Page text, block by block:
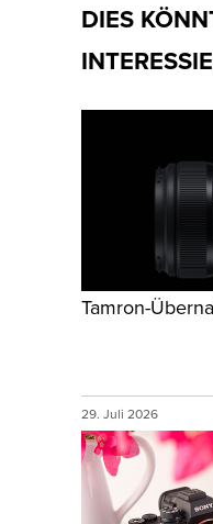
DIES
Tamron-
29. Juli 2026